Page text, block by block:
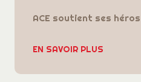
ACE soutient ses
EN SAVOIR PLUS